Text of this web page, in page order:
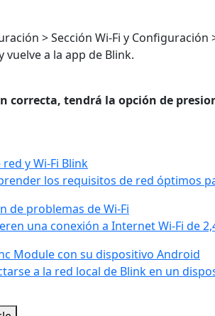
> Sección Wi-Fi y
a la app de Blink.
correcta, tendrá la opción de
y Wi-Fi Blink
los requisitos de red óptimos
de problemas de Wi-Fi
una conexión a Internet Wi-Fi de
Module con su dispositivo Android
a la red local de Blink en un